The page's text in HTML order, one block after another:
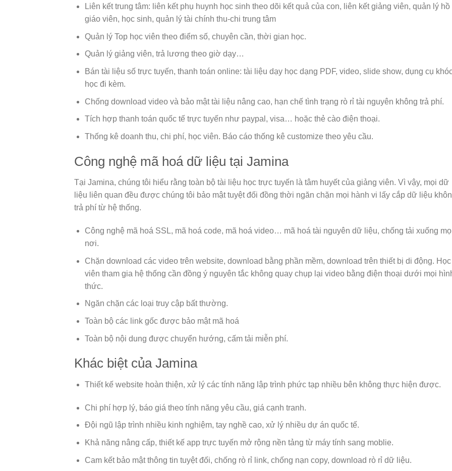
Liên kết trung tâm: liên kết phụ huynh học sinh theo dõi kết quả của con, liên kết giảng viên, quản lý
giáo viên, học sinh, quản lý tài chính thu-chi trung tâm
Quản lý Top học viên theo điểm số, chuyên cần, thời gian học.
Quản lý giảng viên, trả lương theo giờ dạy…
Bán tài liệu số trực tuyến, thanh toán online: tài liệu dạy học dạng PDF, video, slide show, dụng cụ
học đi kèm.
Chống download video và bảo mật tài liệu nâng cao, hạn chế tình trạng rò rỉ tài nguyên không trả phí.
Tích hợp thanh toán quốc tế trực tuyến như paypal, visa… hoặc thẻ cào điện thoại.
Thống kê doanh thu, chi phí, học viên. Báo cáo thống kê customize theo yêu cầu.
Công nghệ mã hoá dữ liệu tại Jamina
Tại Jamina, chúng tôi hiểu rằng toàn bộ tài liệu học trực tuyến là tâm huyết của giảng viên. Vì vậy, mọi dữ
liệu liên quan đều được chúng tôi bảo mật tuyệt đối đồng thời ngăn chặn mọi hành vi lấy cắp dữ liệu
trả phí từ hệ thống.
Công nghệ mã hoá SSL, mã hoá code, mã hoá video… mã hoá tài nguyên dữ liệu, chống tải xuống
nơi.
Chặn download các video trên website, download bằng phần mềm, download trên thiết bị di động. Học
viên tham gia hệ thống cần đồng ý nguyên tắc không quay chụp lại video bằng điện thoại dưới mọi
thức.
Ngăn chặn các loại truy cập bất thường.
Toàn bộ các link gốc được bảo mật mã hoá
Toàn bộ nội dung được chuyển hướng, cấm tải miễn phí.
Khác biệt của Jamina
Thiết kế website hoàn thiện, xử lý các tính năng lập trình phức tạp nhiều bên không thực hiện được.
Chi phí hợp lý, báo giá theo tính năng yêu cầu, giá cạnh tranh.
Đội ngũ lập trình nhiều kinh nghiệm, tay nghề cao, xử lý nhiều dự án quốc tế.
Khả năng nâng cấp, thiết kế app trực tuyến mở rộng nền tảng từ máy tính sang moblie.
Cam kết bảo mật thông tin tuyệt đối, chống rò rỉ link, chống nạn copy, download rò rỉ dữ liệu.